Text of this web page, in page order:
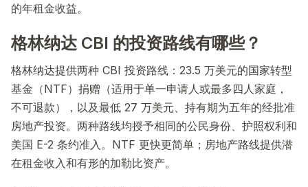
的年租金收益。
格林纳达 CBI 的投资路线有哪些？
格林纳达提供两种 CBI 投资路线：23.5 万美元的国家转型
基金（NTF）捐赠（适用于单一申请人或最多四人家庭，
不可退款），以及最低 27 万美元、持有期为五年的经批准
房地产投资。两种路线均授予相同的公民身份、护照权利和
美国 E-2 条约准入。NTF 更快更简单；房地产路线提供潜
在租金收入和有形的加勒比资产。